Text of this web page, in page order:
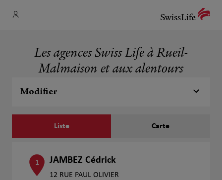
Les agences Swiss Life à Rueil-
Malmaison et aux alentours
Modifier
Liste Carte
1 JAMBEZ Cédrick
12 RUE PAUL OLIVIER